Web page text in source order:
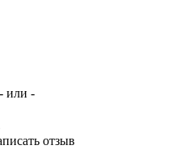
- или -
отзыв